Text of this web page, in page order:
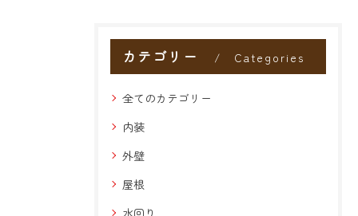
カテゴリー Categories
全てのカテゴリー
内装
外壁
屋根
水回り